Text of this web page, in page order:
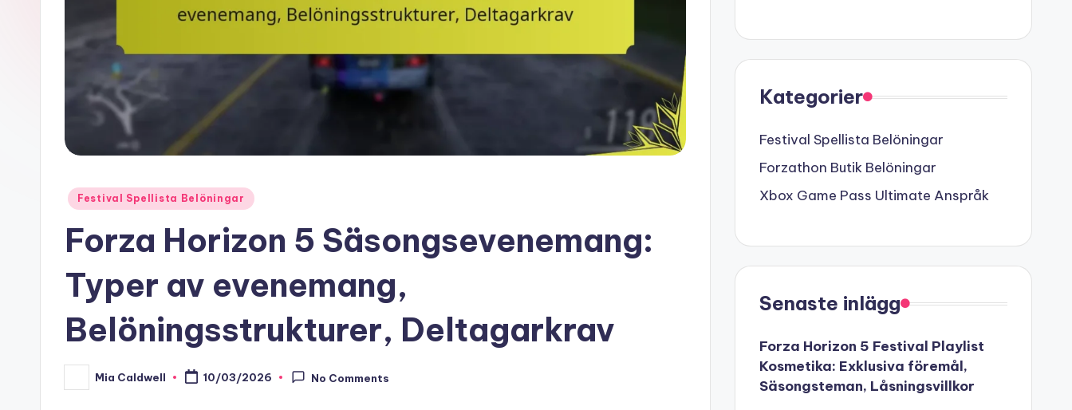
Posted
Festival Spellista Belöningar
Forza Horizon 5 Säsongsevenemang:
Typer av evenemang,
Belöningsstrukturer, Deltagarkrav
Posted
by
Mia Caldwell 10/03/2026 No Comments
Kategorier
Festival Spellista Belöningar
Forzathon Butik Belöningar
Xbox Game Pass Ultimate Anspråk
Senaste inlägg
Forza Horizon 5 Festival Playlist
Kosmetika: Exklusiva föremål,
Säsongsteman, Låsningsvillkor